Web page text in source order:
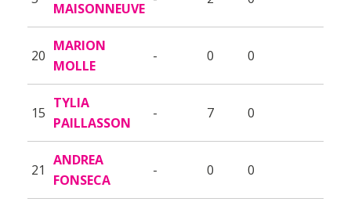
MAISONNEUVE
20
MARION
MOLLE
- 0 0
15
TYLIA
PAILLASSON
- 7 0
21
ANDREA
FONSECA
- 0 0